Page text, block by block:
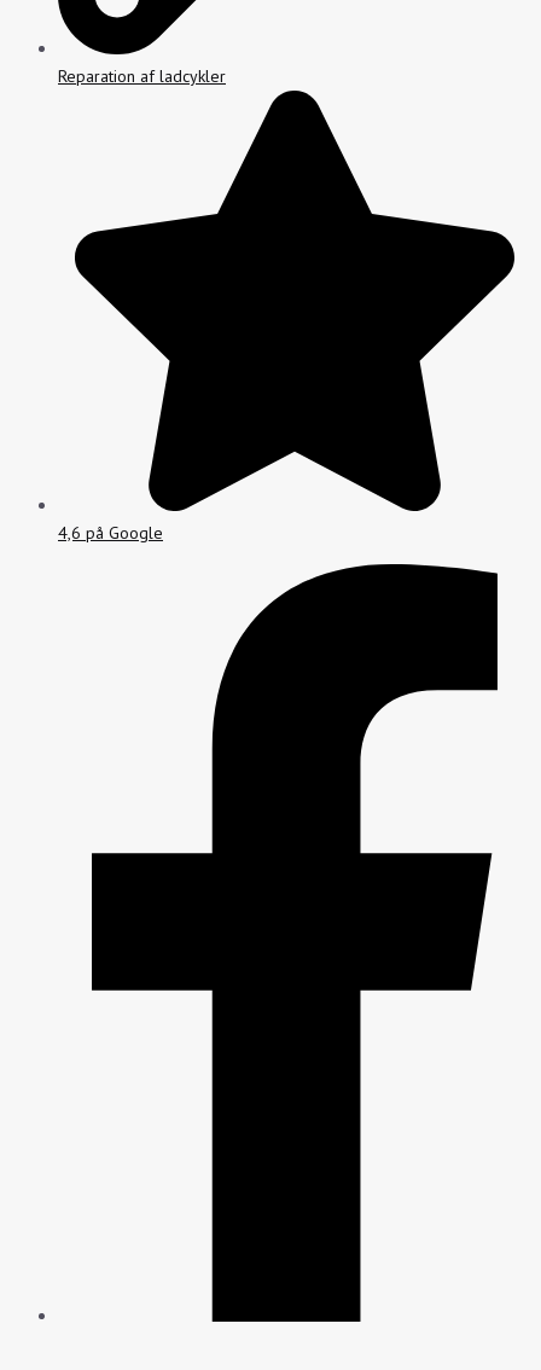
Reparation af ladcykler
4,6 på Google